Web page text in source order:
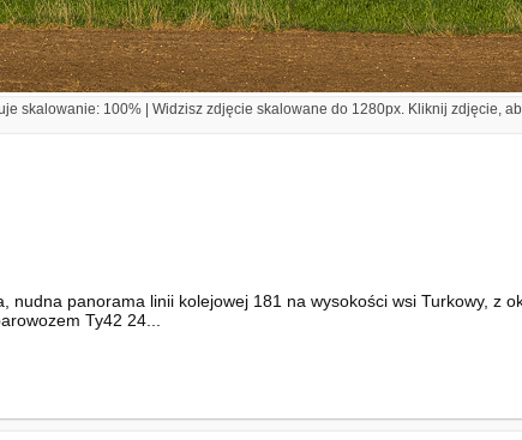
skalowanie: 100% | Widzisz zdjęcie skalowane do 1280px. Kliknij zdjęcie,
nudna panorama linii kolejowej 181 na wysokości wsi Turkowy, z
Ty42 24...